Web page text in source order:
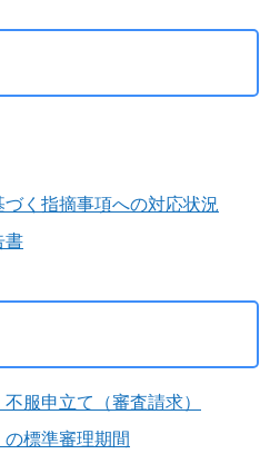
く指摘事項への対応状況
書
服申立て（審査請求）
標準審理期間